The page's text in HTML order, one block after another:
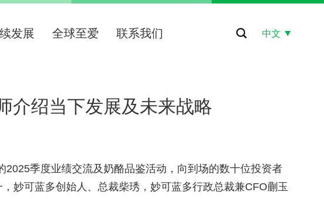
发展 全球至爱 联系我们 中文
介绍当下发展及未来战略
2025季度业绩交流及奶酪品鉴活动，向到场的数十位投资者
妙可蓝多创始人、总裁柴琇 ，妙可蓝多行政总裁兼CFO蒯玉